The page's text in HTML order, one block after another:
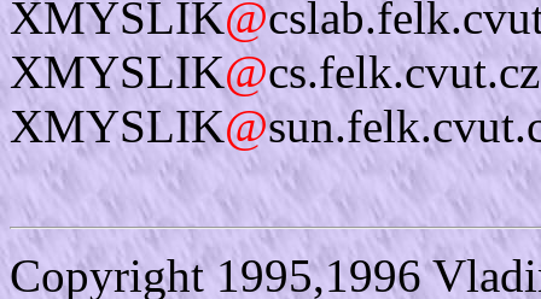
XMYSLIK@
XMYSLIK@cs.felk.cvut.cz
XMYSLIK@
Copyright 1995,1996